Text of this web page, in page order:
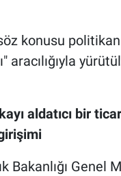
konusu
aracılığıyla
aldatıcı bir
Bakanlığı Genel